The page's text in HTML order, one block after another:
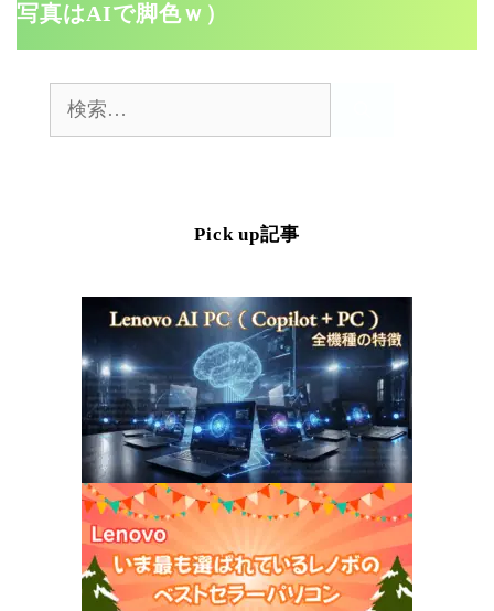
写真はAIで脚色ｗ）
Pick up記事